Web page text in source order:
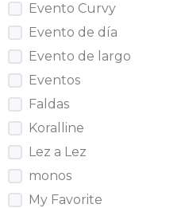
Evento Curvy
Evento de día
Evento de largo
Eventos
Faldas
Koralline
Lez a Lez
monos
My Favorite